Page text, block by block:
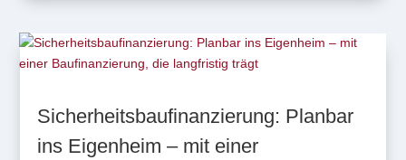
Sicherheitsbaufinanzierung: Planbar
ins Eigenheim – mit einer